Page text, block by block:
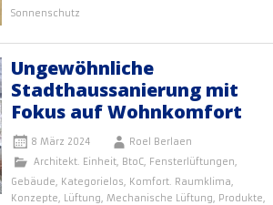
Sonnenschutz
Ungewöhnliche
Stadthaussanierung mit
Fokus auf Wohnkomfort
8 März 2024
Roel Berlaen
Architekt. Einheit, BtoC, Fensterlüftungen,
Gebäude, Kategorielos, Komfort. Raumklima,
Konzepte, Lüftung, Mechanische Lüftung, Produkte,